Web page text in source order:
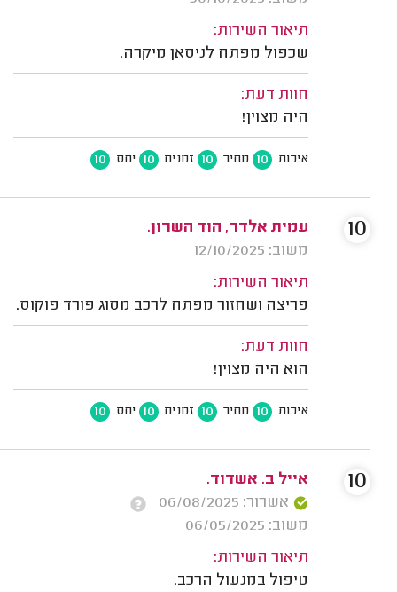
תיאור השירות:
שכפול מפתח לניסאן מיקרה.
חוות דעת:
היה מצוין!
איכות 10 מחיר 10 זמנים 10 יחס 10
עמית אלדר, הוד השרון.
משוב: 12/10/2025
תיאור השירות:
פריצה ושחזור מפתח לרכב מסוג פורד פוקוס.
חוות דעת:
הוא היה מצוין!
איכות 10 מחיר 10 זמנים 10 יחס 10
10
אייל ב. אשדוד.
אשרור: 06/08/2025
משוב: 06/05/2025
תיאור השירות:
טיפול במנעול הרכב.
10